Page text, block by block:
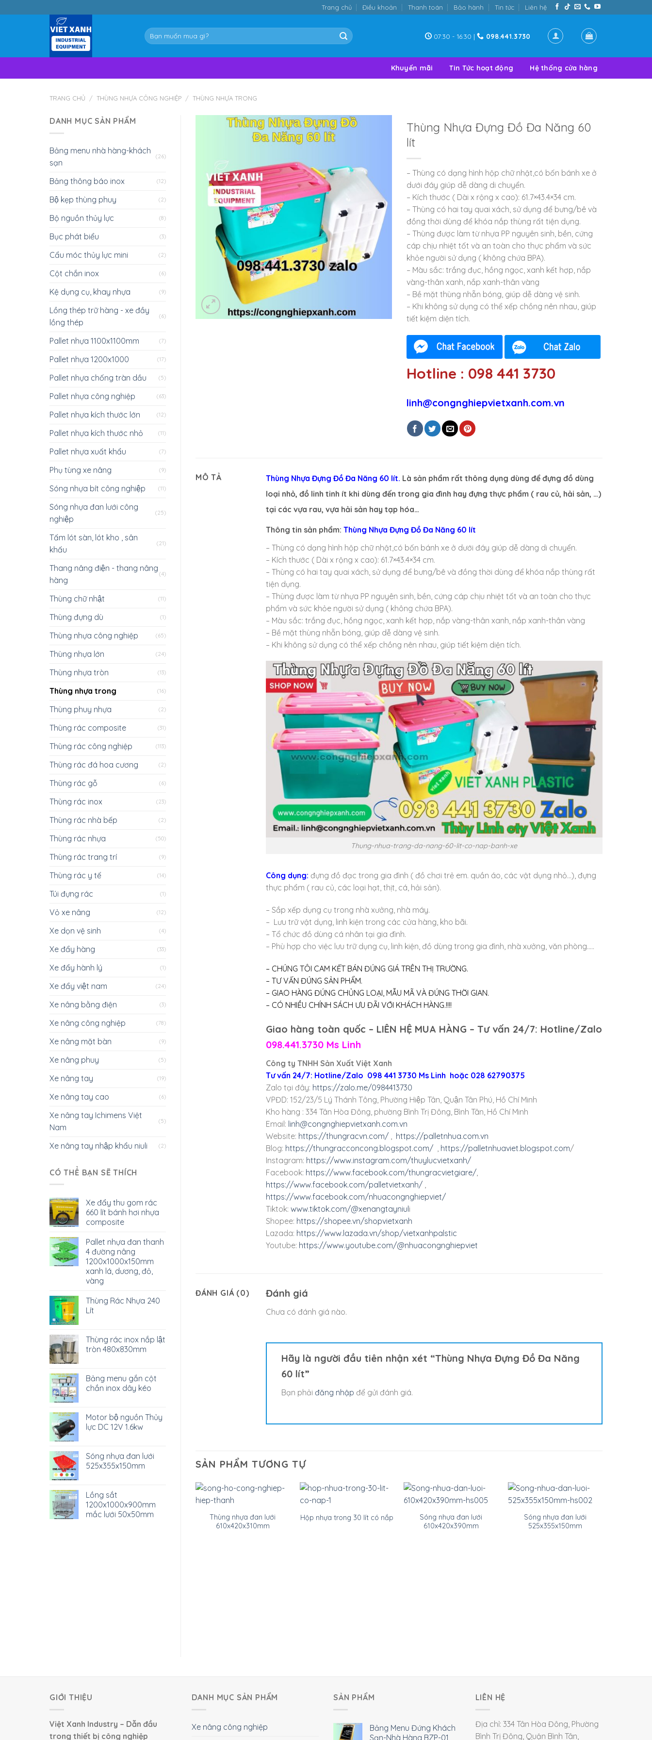
to
Trang chủ Điều khoản Thanh toán Bảo hành Tin tức Liên hệ
Tìm
kiếm:
07:30 - 16:30 | 098.441.3730
Khuyến mãi Tin Tức hoạt động Hệ thống cửa hàng
TRANG CHỦ / THÙNG NHỰA CÔNG NGHIỆP / THÙNG NHỰA TRONG
DANH MỤC SẢN PHẨM
Bảng menu nhà hàng-khách
sạn
(26)
Bảng thông báo inox (12)
Bộ kẹp thùng phuy (2)
Bộ nguồn thủy lực (8)
Bục phát biểu (3)
Cẩu móc thủy lực mini (2)
Cột chắn inox (6)
Kệ dụng cụ, khay nhựa (9)
Lồng thép trữ hàng - xe đầy
lồng thép
(6)
Pallet nhựa 1100x1100mm (7)
Pallet nhựa 1200x1000 (17)
Pallet nhựa chống tràn dầu (5)
Pallet nhựa công nghiệp (63)
Pallet nhựa kích thước lớn (12)
Pallet nhựa kích thước nhỏ (11)
Pallet nhựa xuất khẩu (7)
Phụ tùng xe nâng (9)
Sóng nhựa bít công nghiệp (11)
Sóng nhựa đan lưới công
nghiệp
(25)
Tấm lót sàn, lót kho , sân
khấu
(21)
Thang nâng điện - thang nâng
hàng
(4)
Thùng chữ nhật (11)
Thùng đựng dù (1)
Thùng nhựa công nghiệp (65)
Thùng nhựa lớn (24)
Thùng nhựa tròn (13)
Thùng nhựa trong (16)
Thùng phuy nhựa (2)
Thùng rác composite (31)
Thùng rác công nghiệp (113)
Thùng rác đá hoa cương (2)
Thùng rác gỗ (6)
Thùng rác inox (23)
Thùng rác nhà bếp (2)
Thùng rác nhựa (50)
Thùng rác trang trí (9)
Thùng rác y tế (14)
Túi đựng rác (1)
Vỏ xe nâng (12)
Xe dọn vệ sinh (4)
Xe đẩy hàng (33)
Xe đẩy hành lý (1)
Xe đẩy việt nam (24)
Xe nâng bằng điện (3)
Xe nâng công nghiệp (78)
Xe nâng mặt bàn (9)
Xe nâng phuy (5)
Xe nâng tay (19)
Xe nâng tay cao (6)
Xe nâng tay Ichimens Việt
Nam
(5)
Xe nâng tay nhập khẩu niuli (2)
CÓ THỂ BẠN SẼ THÍCH
Xe đẩy thu gom rác
660 lít bánh hơi nhựa
composite
Pallet nhựa đan thanh
4 đường nâng
1200x1000x150mm
xanh lá, dương, đỏ,
vàng
Thùng Rác Nhựa 240
Lít
Thùng rác inox nắp lật
tròn 480x830mm
Bảng menu gắn cột
chắn inox dây kéo
Motor bộ nguồn Thủy
lực DC 12V 1.6kw
Sóng nhựa đan lưới
525x355x150mm
Lồng sắt
1200x1000x900mm
mắc lưới 50x50mm
Thùng Nhựa Đựng Đồ Đa Năng 60
lít
– Thùng có dạng hình hộp chữ nhật,có bốn bánh xe ở
dưới đáy giúp dễ dàng di chuyển.
– Kích thước ( Dài x rộng x cao): 61.7×43.4×34 cm.
– Thùng có hai tay quai xách, sử dụng để bưng/bê và
đồng thời dùng để khóa nắp thùng rất tiện dụng.
– Thùng được làm từ nhựa PP nguyên sinh, bền, cứng
cáp chịu nhiệt tốt và an toàn cho thực phẩm và sức
khỏe người sử dụng ( không chứa BPA).
– Màu sắc: trắng đục, hồng ngọc, xanh kết hợp, nắp
vàng-thân xanh, nắp xanh-thân vàng
– Bề mặt thùng nhẵn bóng, giúp dễ dàng vệ sinh.
– Khi không sử dụng có thể xếp chồng nên nhau, giúp
tiết kiệm diện tích.
Hotline : 098 441 3730
linh@congnghiepvietxanh.com.vn
MÔ TẢ Thùng Nhựa Đựng Đồ Đa Năng 60 lít. Là sản phẩm rất thông dụng dùng để đựng đồ dùng
loại nhỏ, đồ linh tinh ít khi dùng đến trong gia đình hay đựng thực phẩm ( rau củ, hải sản, …)
tại các vựa rau, vựa hải sản hay tạp hóa…
Thông tin sản phẩm: Thùng Nhựa Đựng Đồ Đa Năng 60 lít
– Thùng có dạng hình hộp chữ nhật,có bốn bánh xe ở dưới đáy giúp dễ dàng di chuyển.
– Kích thước ( Dài x rộng x cao): 61.7×43.4×34 cm.
– Thùng có hai tay quai xách, sử dụng để bưng/bê và đồng thời dùng để khóa nắp thùng rất
tiện dụng.
– Thùng được làm từ nhựa PP nguyên sinh, bền, cứng cáp chịu nhiệt tốt và an toàn cho thực
phẩm và sức khỏe người sử dụng ( không chứa BPA).
– Màu sắc: trắng đục, hồng ngọc, xanh kết hợp, nắp vàng-thân xanh, nắp xanh-thân vàng
– Bề mặt thùng nhẵn bóng, giúp dễ dàng vệ sinh.
– Khi không sử dụng có thể xếp chồng nên nhau, giúp tiết kiệm diện tích.
Thung-nhua-trang-da-nang-60-lit-co-nap-banh-xe
Công dụng: đựng đồ đạc trong gia đình ( đồ chơi trẻ em. quần áo, các vật dụng nhỏ…), đựng
thực phẩm ( rau củ, các loại hạt, thịt, cá, hải sản).
– Sắp xếp dụng cụ trong nhà xưởng, nhà máy.
– Lưu trữ vật dụng, linh kiện trong các cửa hàng, kho bãi.
– Tổ chức đồ dùng cá nhân tại gia đình.
– Phù hợp cho việc lưu trữ dụng cụ, linh kiện, đồ dùng trong gia đình, nhà xưởng, văn phòng…..
– CHÚNG TÔI CAM KẾT BÁN ĐÚNG GIÁ TRÊN THỊ TRƯỜNG.
– TƯ VẤN ĐÚNG SẢN PHẨM.
– GIAO HÀNG ĐÚNG CHỦNG LOẠI, MẪU MÃ VÀ ĐÚNG THỜI GIAN.
– CÓ NHIỀU CHÍNH SÁCH ƯU ĐÃI VỚI KHÁCH HÀNG.!!!!
Giao hàng toàn quốc – LIÊN HỆ MUA HÀNG – Tư vấn 24/7: Hotline/Zalo
098.441.3730 Ms Linh
Công ty TNHH Sản Xuất Việt Xanh
Tư vấn 24/7: Hotline/Zalo 098 441 3730 Ms Linh hoặc 028 62790375
Zalo tại đây: https://zalo.me/0984413730
VPĐD: 152/23/5 Lý Thánh Tông, Phường Hiệp Tân, Quận Tân Phú, Hồ Chí Minh
Kho hàng : 334 Tân Hòa Đông, phường Bình Trị Đông, Bình Tân, Hồ Chí Minh
Email: linh@congnghiepvietxanh.com.vn
Website: https://thungracvn.com/, https://palletnhua.com.vn
Blog: https://thungracconcong.blogspot.com/, https://palletnhuaviet.blogspot.com/
Instagram: https://www.instagram.com/thuylucvietxanh/
Facebook: https://www.facebook.com/thungracvietgiare/,
https://www.facebook.com/palletvietxanh/,
https://www.facebook.com/nhuacongnghiepviet/
Tiktok: www.tiktok.com/@xenangtayniuli
Shopee: https://shopee.vn/shopvietxanh
Lazada: https://www.lazada.vn/shop/vietxanhpalstic
Youtube: https://www.youtube.com/@nhuacongnghiepviet
ĐÁNH GIÁ (0) Đánh giá
Chưa có đánh giá nào.
Hãy là người đầu tiên nhận xét “Thùng Nhựa Đựng Đồ Đa Năng
60 lít”
Bạn phải đăng nhập để gửi đánh giá.
SẢN PHẨM TƯƠNG TỰ
Thùng nhựa đan lưới
610x420x310mm
Hộp nhựa trong 30 lít có nắp
Sóng nhựa đan lưới
610x420x390mm
Sóng nhựa đan lưới
525x355x150mm
GIỚI THIỆU
Việt Xanh Industry – Dẫn đầu
trong thiết bị công nghiệp
DANH MỤC SẢN PHẨM
Xe nâng công nghiệp
SẢN PHẨM
Bảng Menu Đứng Khách
Sạn-Nhà Hàng BZP-01
LIÊN HỆ
Địa chỉ: 334 Tân Hòa Đông, Phường
Bình Trị Đông, Quận Bình Tân,